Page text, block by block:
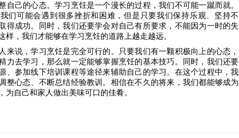
自己的心态。学习烹饪是一个漫长的过程，我们不可能一蹴而就。
们可能会遇到很多挫折和困难，但是只要我们保持乐观、坚持不
得成功。同时，我们还要学会对自己有所要求，不能因为一时的失
样，我们才能够在学习烹饪的道路上越走越远。
来说，学习烹饪是完全可行的。只要我们有一颗积极向上的心态，
力去学习，那么就一定能够掌握烹饪的基本技巧。同时，我们还要
、参加线下培训课程等途径来辅助自己的学习。在这个过程中，我
整心态、不断总结经验教训。相信在不久的将来，我们都能够成为
为自己和家人做出美味可口的佳肴。